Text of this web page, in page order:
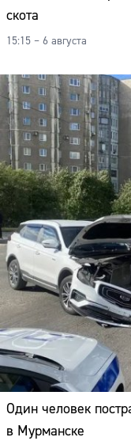
скота
15:15 – 6 августа
Один человек
в Мурманске